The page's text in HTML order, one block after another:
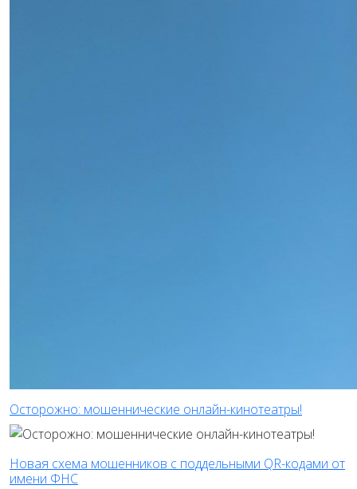
Осторожно: мошеннические онлайн-кинотеатры!
Новая схема мошенников с поддельными QR-кодами от
имени ФНС